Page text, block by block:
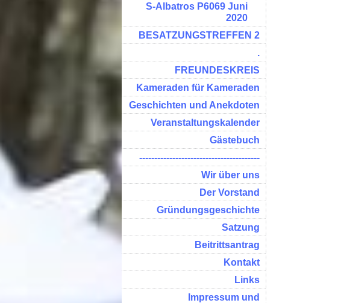
S-Albatros P6069 Juni
2020
BESATZUNGSTREFFEN 2
.
FREUNDESKREIS
Kameraden für Kameraden
Geschichten und Anekdoten
Veranstaltungskalender
Gästebuch
----------------------------------------
Wir über uns
Der Vorstand
Gründungsgeschichte
Satzung
Beitrittsantrag
Kontakt
Links
Impressum und